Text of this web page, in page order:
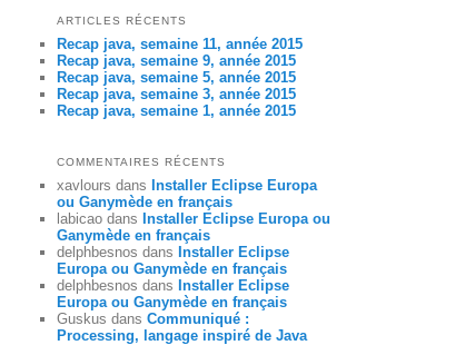
ARTICLES RÉCENTS
Recap java, semaine 11, année 2015
Recap java, semaine 9, année 2015
Recap java, semaine 5, année 2015
Recap java, semaine 3, année 2015
Recap java, semaine 1, année 2015
COMMENTAIRES RÉCENTS
xavlours dans Installer Eclipse Europa
ou Ganymède en français
labicao dans Installer Eclipse Europa ou
Ganymède en français
delphbesnos dans Installer Eclipse
Europa ou Ganymède en français
delphbesnos dans Installer Eclipse
Europa ou Ganymède en français
Guskus dansCommuniqué :
Processing, langage inspiré de Java